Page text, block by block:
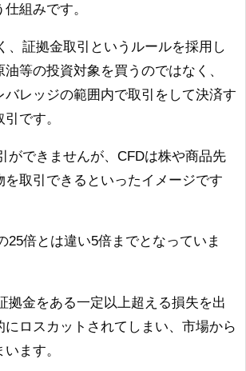
組みです。
、証拠金取引というルールを採用し
等の投資対象を買うのではなく、
バレッジの範囲内で取引をして決済す
です。
ができませんが、CFDは株や商品先
を取引できるといったイメージです
25倍とは違い5倍までとなっていま
拠金をある一定以上超える損失を出
にロスカットされてしまい、市場から
ます。